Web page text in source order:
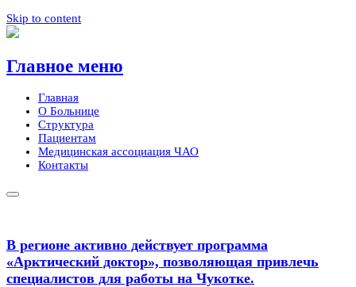
Skip to content
Главное меню
Главная
О Больнице
Структура
Пациентам
Медицинская ассоциация ЧАО
Контакты
В регионе активно действует программа
«Арктический доктор», позволяющая привлечь
специалистов для работы на Чукотке.